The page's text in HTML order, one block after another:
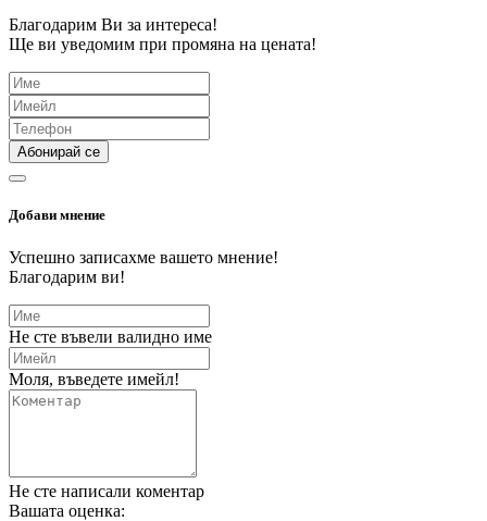
Благодарим Ви за интереса!
Ще ви уведомим при промяна на цената!
Абонирай се
Добави мнение
Успешно записахме вашето мнение!
Благодарим ви!
Не сте въвели валидно име
Моля, въведете имейл!
Не сте написали коментар
Вашата оценка: